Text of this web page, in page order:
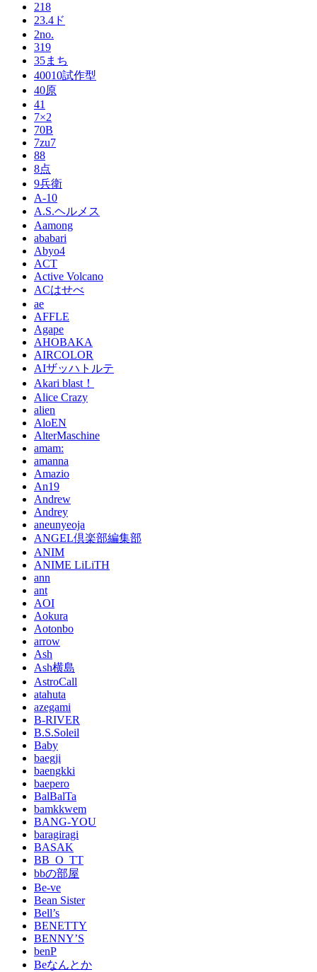
218
23.4ド
2no.
319
35まち
40010試作型
40原
41
7×2
70B
7zu7
88
8点
9兵衛
A-10
A.S.ヘルメス
Aamong
ababari
Abyo4
ACT
Active Volcano
ACはせべ
ae
AFFLE
Agape
AHOBAKA
AIRCOLOR
AIザッハトルテ
Akari blast！
Alice Crazy
alien
AloEN
AlterMaschine
amam:
amanna
Amazio
An19
Andrew
Andrey
aneunyeoja
ANGEL倶楽部編集部
ANIM
ANIME LiLiTH
ann
ant
AOI
Aokura
Aotonbo
arrow
Ash
Ash横島
AstroCall
atahuta
azegami
B-RIVER
B.S.Soleil
Baby
baegji
baengkki
baepero
BalBalTa
bamkkwem
BANG-YOU
baragiragi
BASAK
BB_O_TT
bbの部屋
Be-ve
Bean Sister
Bell’s
BENETTY
BENNY’S
benP
Beなんとか